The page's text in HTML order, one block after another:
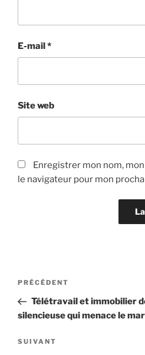
E-mail*
Site web
Enregistrer mon nom,
le navigateur pour mon
Navigation
l’article
Article
précédent
PRÉCÉDENT
Télétravail et immobilier
silencieuse qui menace le
Article
SUIVANT